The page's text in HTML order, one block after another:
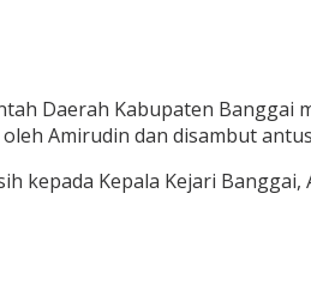
Daerah Kabupaten
Amirudin dan disambut
kepada Kepala Kejari